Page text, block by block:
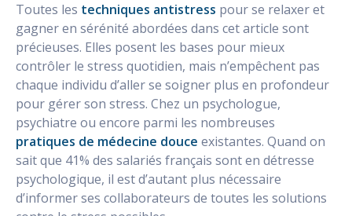
Toutes les techniques antistress pour se relaxer et
gagner en sérénité abordées dans cet article sont
précieuses. Elles posent les bases pour mieux
contrôler le stress quotidien, mais n’empêchent pas
chaque individu d’aller se soigner plus en profondeur
pour gérer son stress. Chez un psychologue,
psychiatre ou encore parmi les nombreuses
pratiques de médecine douce existantes. Quand on
sait que 41% des salariés français sont en détresse
psychologique, il est d’autant plus nécessaire
d’informer ses collaborateurs de toutes les solutions